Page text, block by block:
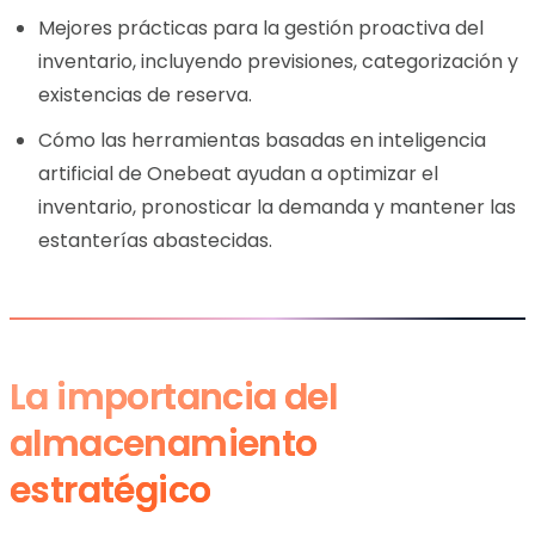
Mejores prácticas para la gestión proactiva del
inventario, incluyendo previsiones, categorización y
existencias de reserva.
Cómo las herramientas basadas en inteligencia
artificial de Onebeat ayudan a optimizar el
inventario, pronosticar la demanda y mantener las
estanterías abastecidas.
La importancia del
almacenamiento
estratégico